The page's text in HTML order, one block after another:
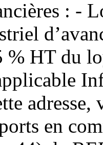
: -
% HT du
en